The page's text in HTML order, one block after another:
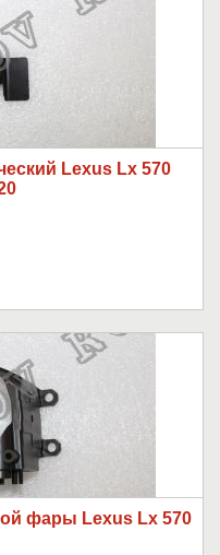
Lexus Lx 570
фары Lexus Lx 570